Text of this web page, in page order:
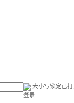
大小写锁定已
登录